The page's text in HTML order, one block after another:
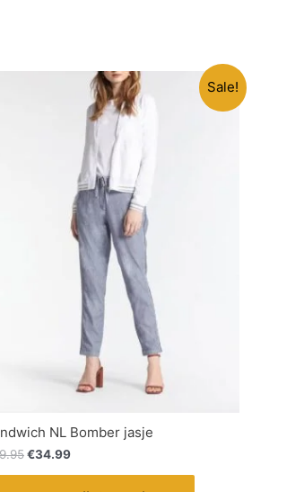
Sale!
NL Bomber jasje
€34.99